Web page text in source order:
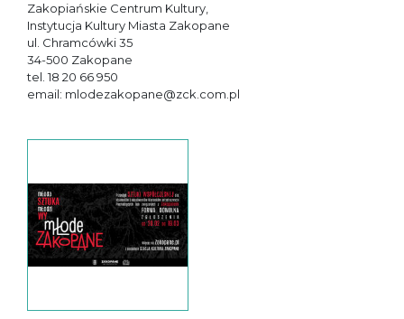
Zakopiańskie Centrum Kultury,
Instytucja Kultury Miasta Zakopane
ul. Chramcówki 35
34-500 Zakopane
tel. 18 20 66 950
email: mlodezakopane@zck.com.pl